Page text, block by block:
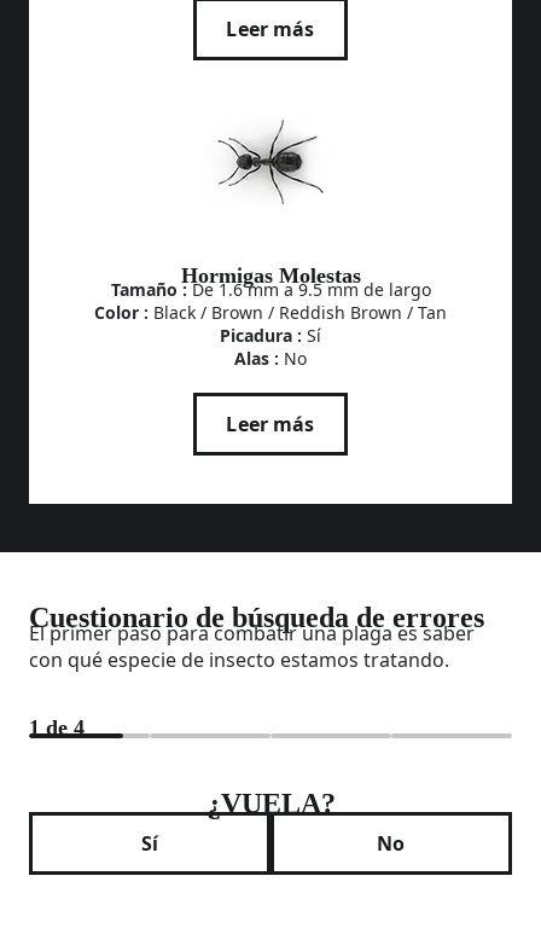
Leer más
Hormigas Molestas
Tamaño :De 1.6 mm a 9.5 mm de largo
Color : Black / Brown / Reddish Brown / Tan
Picadura : Sí
Alas : No
Leer más
Cuestionario de búsqueda de errores
El primer paso para combatir una plaga es saber
con qué especie de insecto estamos tratando.
1 de 4
¿VUELA?
Sí No